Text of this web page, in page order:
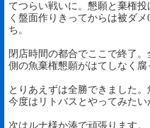
てつらい戦いに。懇願と棄権
く盤面作りきってからは被ダ
ち。
閉店時間の都合でここで終了
側の魚棄権懇願がはてしなく腐
とりあえずは全勝できました
今度はリトバスとやってみたい
次はルナ様か湊で頑張ります。